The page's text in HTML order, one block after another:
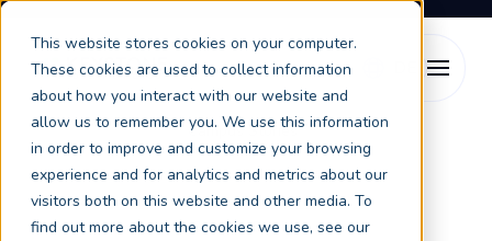
This website stores cookies on your computer.
These cookies are used to collect information
about how you interact with our website and
allow us to remember you. We use this information
in order to improve and customize your browsing
experience and for analytics and metrics about our
visitors both on this website and other media. To
find out more about the cookies we use, see our
Hochschulmarketing Campus Stories
Campus Stories